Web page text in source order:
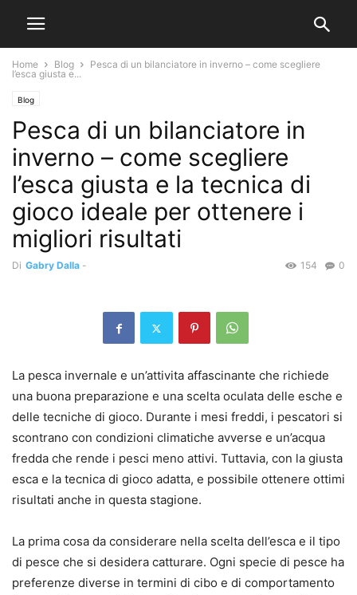
Home Blog
Pesca di un bilanciatore in inverno – come scegliere
l’esca giusta e...
Blog
Pesca di un bilanciatore in
inverno – come scegliere
l’esca giusta e la tecnica di
gioco ideale per ottenere i
migliori risultati
Di Gabry Dalla - 0
154
La pesca invernale e un’attivita affascinante che richiede
una buona preparazione e una scelta oculata delle esche e
delle tecniche di gioco. Durante i mesi freddi, i pescatori si
scontrano con condizioni climatiche avverse e un’acqua
fredda che rende i pesci meno attivi. Tuttavia, con la giusta
esca e la tecnica di gioco adatta, e possibile ottenere ottimi
risultati anche in questa stagione.
La prima cosa da considerare nella scelta dell’esca e il tipo
di pesce che si desidera catturare. Ogni specie di pesce ha
preferenze diverse in termini di cibo e di comportamento